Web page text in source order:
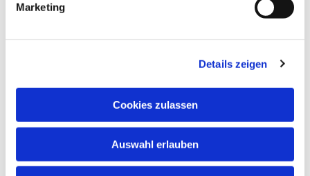
Marketing
Details zeigen
Cookies zulassen
Auswahl erlauben
Startseite